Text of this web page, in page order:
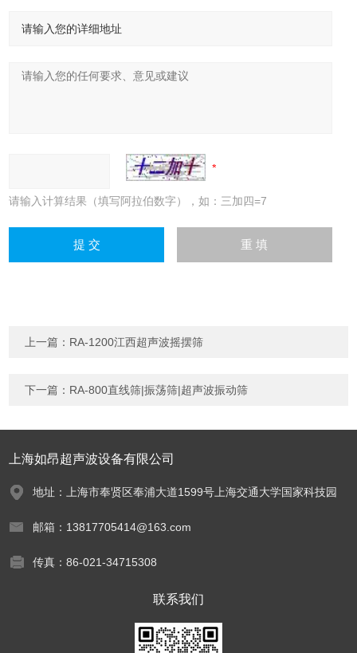
请输入计算结果（填写阿拉伯数字），如：三加四=7
上一篇： RA-1200江西超声波摇摆筛
下一篇： RA-800直线筛|振荡筛|超声波振动筛
上海如昂超声波设备有限公司
地址：上海市奉贤区奉浦大道1599号上海交通大学国家科技园
邮箱：13817705414@163.com
传真：86-021-34715308
联系我们